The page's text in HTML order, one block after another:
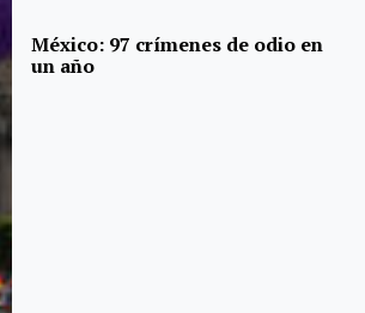
México: 97 crímenes de odio en
un año